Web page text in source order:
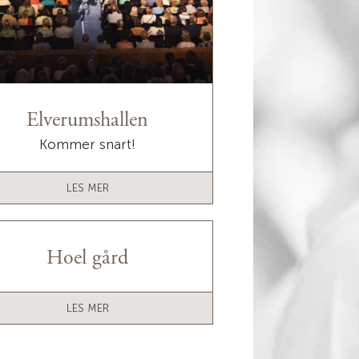
Elverumshallen
Kommer snart!
LES MER
Hoel gård
LES MER